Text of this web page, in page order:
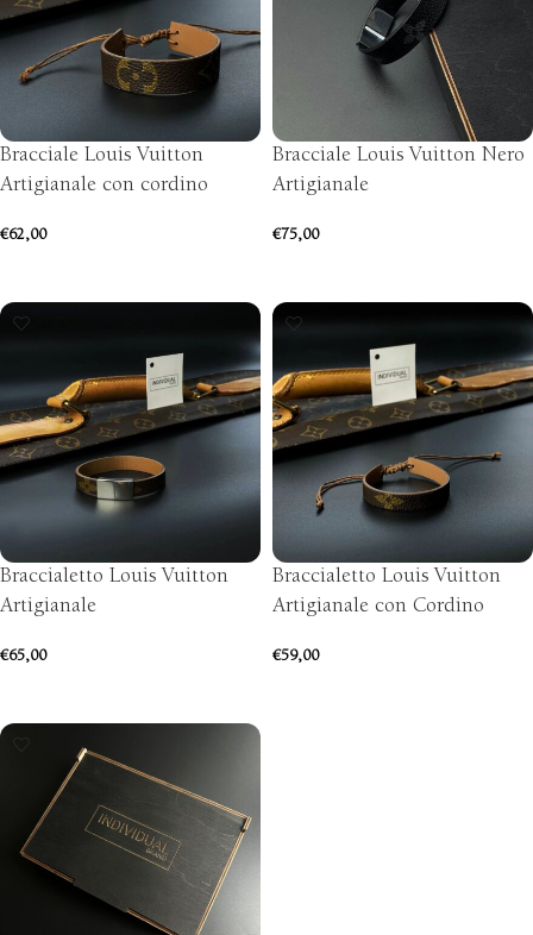
Bracciale Louis Vuitton
Artigianale con cordino
€62,00
Bracciale Louis Vuitton Nero
Artigianale
€75,00
Braccialetto Louis Vuitton
Artigianale
€65,00
Braccialetto Louis Vuitton
Artigianale con Cordino
€59,00